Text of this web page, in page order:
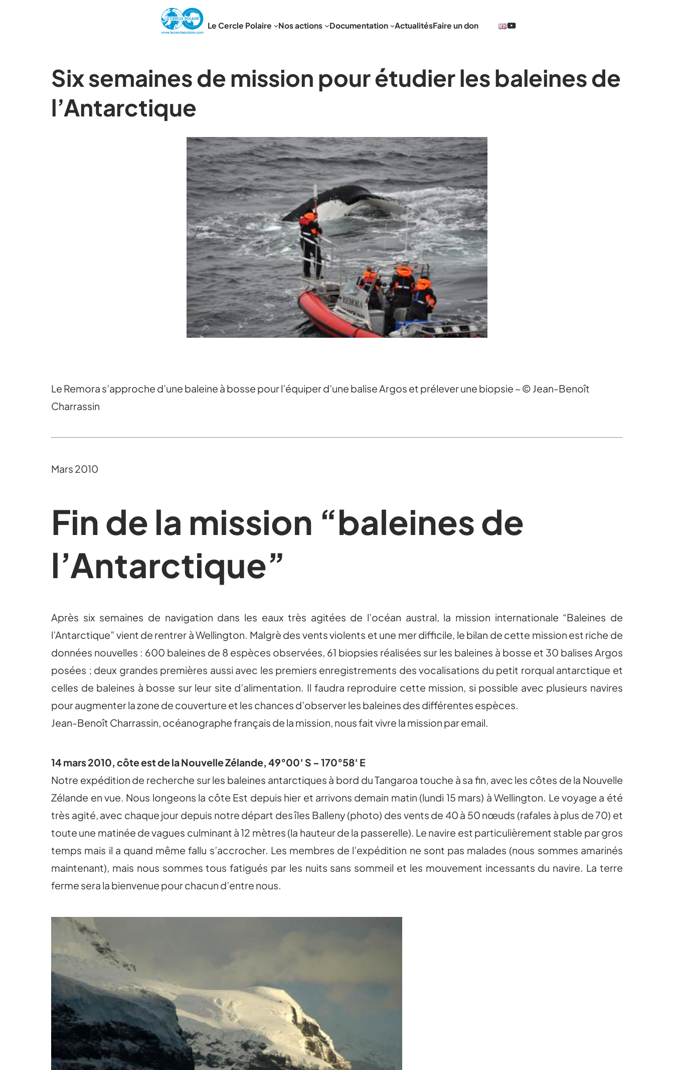
Le Cercle Polaire Nos actions Documentation ActualitésFaire un don @TheCerclePolaire
Six semaines de mission pour étudier les baleines de
l’Antarctique
Le Remora s’approche d’une baleine à bosse pour l’équiper d’une balise Argos et prélever une biopsie – © Jean-Benoît
Charrassin
Mars 2010
Fin de la mission “baleines de
l’Antarctique”
Après six semaines de navigation dans les eaux très agitées de l’océan austral, la mission internationale “Baleines de
l’Antarctique” vient de rentrer à Wellington. Malgrè des vents violents et une mer difficile, le bilan de cette mission est riche de
données nouvelles : 600 baleines de 8 espèces observées, 61 biopsies réalisées sur les baleines à bosse et 30 balises Argos
posées ; deux grandes premières aussi avec les premiers enregistrements des vocalisations du petit rorqual antarctique et
celles de baleines à bosse sur leur site d’alimentation. Il faudra reproduire cette mission, si possible avec plusieurs navires
pour augmenter la zone de couverture et les chances d’observer les baleines des différentes espèces.
Jean-Benoît Charrassin, océanographe français de la mission, nous fait vivre la mission par email.
14 mars 2010, côte est de la Nouvelle Zélande, 49°00′ S – 170°58′ E
Notre expédition de recherche sur les baleines antarctiques à bord du Tangaroa touche à sa fin, avec les côtes de la Nouvelle
Zélande en vue. Nous longeons la côte Est depuis hier et arrivons demain matin (lundi 15 mars) à Wellington. Le voyage a été
très agité, avec chaque jour depuis notre départ des îles Balleny (photo) des vents de 40 à 50 nœuds (rafales à plus de 70) et
toute une matinée de vagues culminant à 12 mètres (la hauteur de la passerelle). Le navire est particulièrement stable par gros
temps mais il a quand même fallu s’accrocher. Les membres de l’expédition ne sont pas malades (nous sommes amarinés
maintenant), mais nous sommes tous fatigués par les nuits sans sommeil et les mouvement incessants du navire. La terre
ferme sera la bienvenue pour chacun d’entre nous.